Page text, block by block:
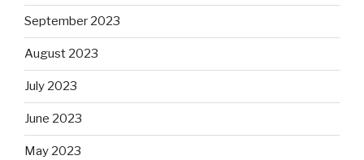
September 2023
August 2023
July 2023
June 2023
May 2023